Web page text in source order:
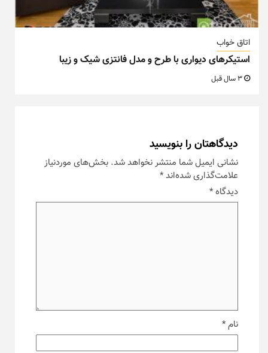
اتاق خواب
استیکرهای دیواری با طرح و مدل فانتزی شیک و زیبا
دیدگاهتان را بنویسید
نشانی ایمیل شما منتشر نخواهد شد. بخش‌های موردنیاز
علامت‌گذاری شده‌اند*
دیدگاه*
نام*